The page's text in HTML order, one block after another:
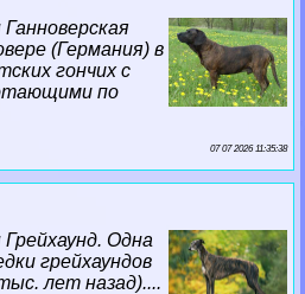
(Германия) в
гончих с
по
07 07 2026 11:35:38
Одна
грейхаундов
лет назад)....